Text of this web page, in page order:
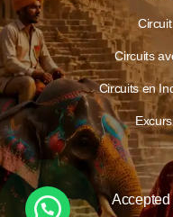
Circuits
Circuits en
Accepted